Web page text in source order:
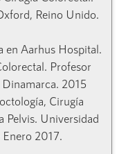
Reino Unido.
en Aarhus Hospital.
Profesor
2015
Cirugía
Pelvis. Universidad
2017.